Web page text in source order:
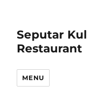
Seputar
Restaurant
MENU